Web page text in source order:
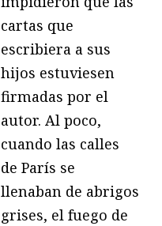
cartas que
escribiera a sus
hijos estuviesen
firmadas por el
autor. Al poco,
cuando las calles
de París se
llenaban de abrigos
grises, el fuego de